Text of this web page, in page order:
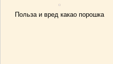
Польза и вред какао порошка